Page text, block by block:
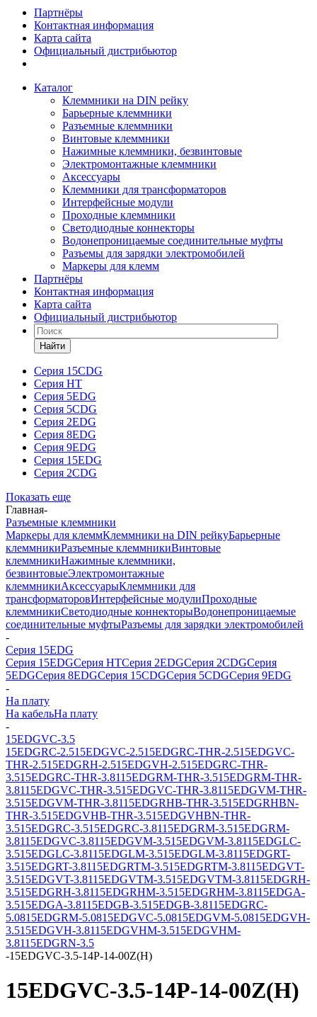
Партнёры
Контактная информация
Карта сайта
Официальный дистрибьютор
Каталог
Клеммники на DIN рейку
Барьерные клеммники
Разъемные клеммники
Винтовые клеммники
Нажимные клеммники, безвинтовые
Электромонтажные клеммники
Аксессуары
Клеммники для трансформаторов
Интерфейсные модули
Проходные клеммники
Светодиодные коннекторы
Водонепроницаемые соединительные муфты
Разъемы для зарядки электромобилей
Маркеры для клемм
Партнёры
Контактная информация
Карта сайта
Официальный дистрибьютор
Найти
Серия 15CDG
Серия HT
Серия 5EDG
Серия 5CDG
Серия 2EDG
Серия 8EDG
Серия 9EDG
Серия 15EDG
Серия 2CDG
Показать еще
Главная-
Разъемные клеммники
Маркеры для клеммКлеммники на DIN рейкуБарьерные
клеммникиРазъемные клеммникиВинтовые
клеммникиНажимные клеммники,
безвинтовыеЭлектромонтажные
клеммникиАксессуарыКлеммники для
трансформаторовИнтерфейсные модулиПроходные
клеммникиСветодиодные коннекторыВодонепроницаемые
соединительные муфтыРазъемы для зарядки электромобилей
-
Серия 15EDG
Серия 15EDGСерия HTСерия 2EDGСерия 2CDGСерия
5EDGСерия 8EDGСерия 15CDGСерия 5CDGСерия 9EDG
-
На плату
На кабельНа плату
-
15EDGVC-3.5
15EDGRC-2.515EDGVC-2.515EDGRC-THR-2.515EDGVC-
THR-2.515EDGRH-2.515EDGVH-2.515EDGRC-THR-
3.515EDGRC-THR-3.8115EDGRM-THR-3.515EDGRM-THR-
3.8115EDGVC-THR-3.515EDGVC-THR-3.8115EDGVM-THR-
3.515EDGVM-THR-3.8115EDGRHB-THR-3.515EDGRHBN-
THR-3.515EDGVHB-THR-3.515EDGVHBN-THR-
3.515EDGRC-3.515EDGRC-3.8115EDGRM-3.515EDGRM-
3.8115EDGVC-3.8115EDGVM-3.515EDGVM-3.8115EDGLC-
3.515EDGLC-3.8115EDGLM-3.515EDGLM-3.8115EDGRT-
3.515EDGRT-3.8115EDGRTM-3.515EDGRTM-3.8115EDGVT-
3.515EDGVT-3.8115EDGVTM-3.515EDGVTM-3.8115EDGRH-
3.515EDGRH-3.8115EDGRHM-3.515EDGRHM-3.8115EDGA-
3.515EDGA-3.8115EDGB-3.515EDGB-3.8115EDGRC-
5.0815EDGRM-5.0815EDGVC-5.0815EDGVM-5.0815EDGVH-
3.515EDGVH-3.8115EDGVHM-3.515EDGVHM-
3.8115EDGRN-3.5
-15EDGVC-3.5-14P-14-00Z(H)
15EDGVC-3.5-14P-14-00Z(H)